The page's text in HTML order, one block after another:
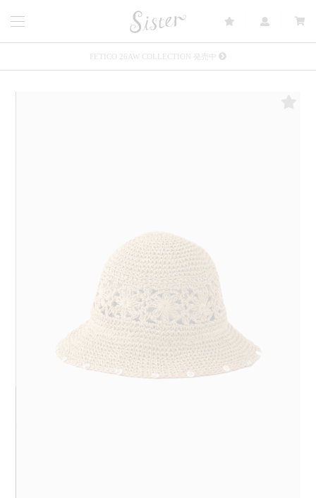
FETICO 26AW COLLECTION 発売中
Summer Sale up to 60%OFF 開催中